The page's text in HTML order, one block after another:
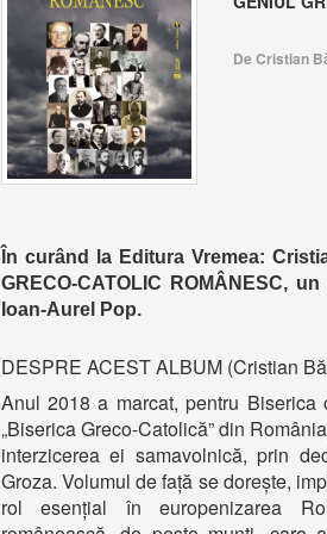
De Cristian
În curând la Editura Vremea:
GRECO-CATOLIC ROMÂNESC,
Ioan-Aurel Pop.
DESPRE ACEST ALBUM (Cristian
Anul 2018 a marcat, pentru
„Biserica Greco-Catolică” din
interzicerea ei samavolnică, prin
Groza. Volumul de față se dorește,
rol esențial în europenizarea